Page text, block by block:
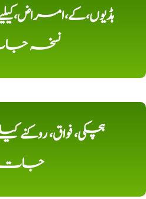
نسخہ
ہچکی، فواق، روکنے